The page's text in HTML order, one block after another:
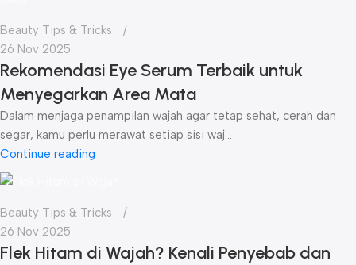
Beauty Tips & Tricks
26 Nov 2025
Rekomendasi Eye Serum Terbaik untuk
Menyegarkan Area Mata
Dalam menjaga penampilan wajah agar tetap sehat, cerah dan
segar, kamu perlu merawat setiap sisi waj...
Continue reading
Beauty Tips & Tricks
26 Nov 2025
Flek Hitam di Wajah? Kenali Penyebab dan